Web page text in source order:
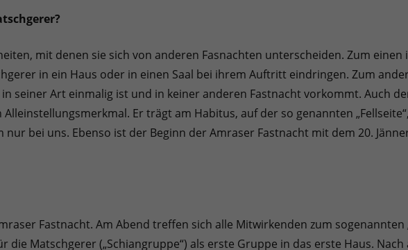
mit denen sie sich von anderen Fasnachten unterscheiden. Zum einen
in ein Haus oder in einen Saal bei ihrem Auftritt eindringen. Zum
in seiner Art einmalig ist und in keiner anderen Fastnacht vorkommt. Auch
Er trägt am Habitus, auf der so genannten
bei uns. Ebenso ist der Beginn der Amraser Fastnacht mit dem 20.
Fastnacht. Am Abend treffen sich alle Mitwirkenden zum sogenannten
die Matschgerer („Schiangruppe“) als erste Gruppe in das erste Haus. Nach